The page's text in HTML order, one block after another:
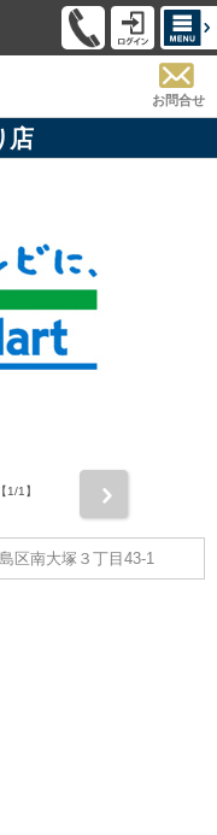
お問合せ
店
1/1】
区南大塚３丁目43-1